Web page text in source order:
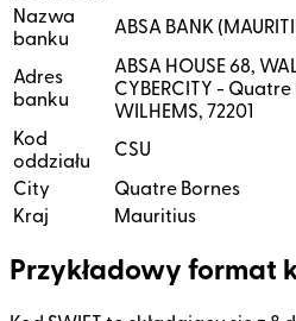
Nazwa
banku
ABSA BANK
Adres
banku
ABSA HOUSE 68,
CYBERCITY - Quatre
WILHEMS, 72201
Kod
oddziału
CSU
City
Quatre Bornes
Kraj
Mauritius
Przykładowy format